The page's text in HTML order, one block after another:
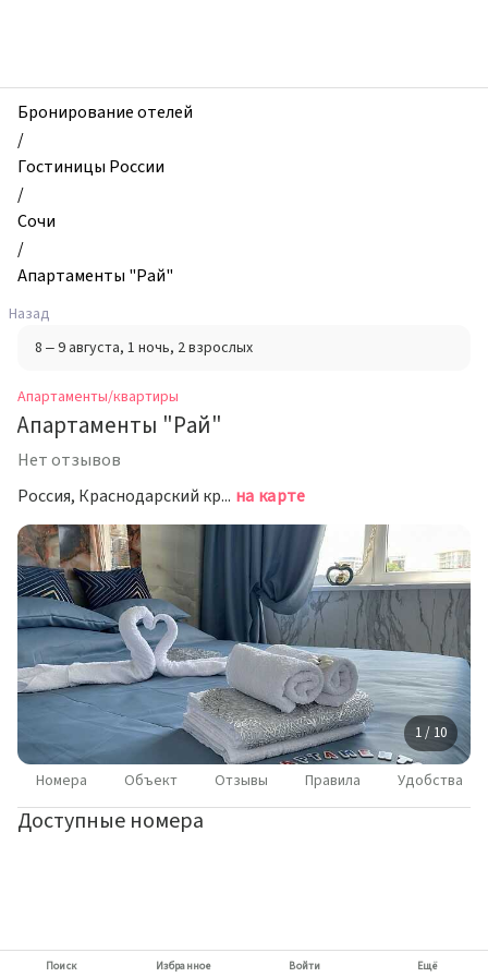
и
квартиры,
Апартаменты
"Рай",
Сочи,
Россия
Бронирование отелей
/
Гостиницы России
/
Сочи
/
Апартаменты "Рай"
Назад
8 – 9 августа, 1 ночь, 2 взрослых
Апартаменты/квартиры
Апартаменты "Рай"
Нет отзывов
Россия, Краснодарский край, Сочи, микрорайон Мамайка, Волжская улица, 34/4 на карте
1 / 10
Номера Объект Отзывы Правила Удобства
Доступные номера
Поиск Избранное Войти Ещё